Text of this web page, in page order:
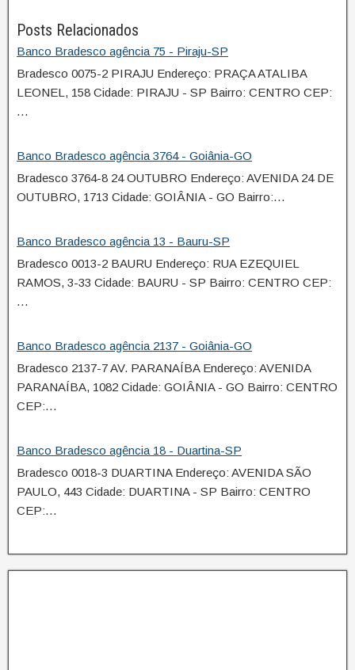
Posts Relacionados
Banco Bradesco agência 75 - Piraju-SP
Bradesco 0075-2 PIRAJU Endereço: PRAÇA ATALIBA
LEONEL, 158 Cidade: PIRAJU - SP Bairro: CENTRO CEP:
…
Banco Bradesco agência 3764 - Goiânia-GO
Bradesco 3764-8 24 OUTUBRO Endereço: AVENIDA 24 DE
OUTUBRO, 1713 Cidade: GOIÂNIA - GO Bairro:…
Banco Bradesco agência 13 - Bauru-SP
Bradesco 0013-2 BAURU Endereço: RUA EZEQUIEL
RAMOS, 3-33 Cidade: BAURU - SP Bairro: CENTRO CEP:
…
Banco Bradesco agência 2137 - Goiânia-GO
Bradesco 2137-7 AV. PARANAÍBA Endereço: AVENIDA
PARANAÍBA, 1082 Cidade: GOIÂNIA - GO Bairro: CENTRO
CEP:…
Banco Bradesco agência 18 - Duartina-SP
Bradesco 0018-3 DUARTINA Endereço: AVENIDA SÃO
PAULO, 443 Cidade: DUARTINA - SP Bairro: CENTRO
CEP:…